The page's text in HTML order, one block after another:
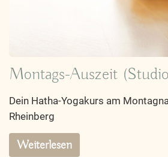
Montags-Auszeit
Dein Hatha-Yogakurs am
Rheinberg
Weiterlesen